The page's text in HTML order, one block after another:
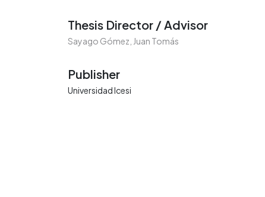
Thesis Director / Advisor
Sayago Gómez, Juan Tomás
Publisher
Universidad Icesi